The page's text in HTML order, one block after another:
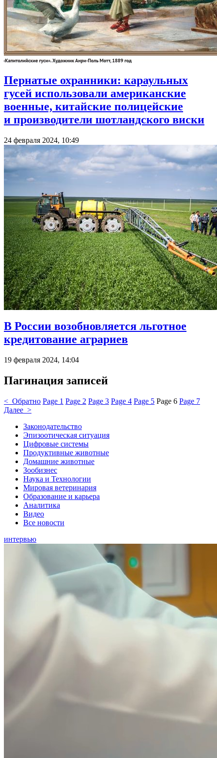
Пернатые охранники: караульных
гусей использовали американские
военные, китайские полицейские
и производители шотландского виски
24 февраля 2024, 10:49
В России возобновляется льготное
кредитование аграриев
19 февраля 2024, 14:04
Пагинация записей
< Обратно Page 1 Page 2 Page 3 Page 4 Page 5 Page 6 Page 7
Далее >
Законодательство
Эпизоотическая ситуация
Цифровые системы
Продуктивные животные
Домашние животные
Зообизнес
Наука и Технологии
Мировая ветеринария
Образование и карьера
Аналитика
Видео
Все новости
интервью